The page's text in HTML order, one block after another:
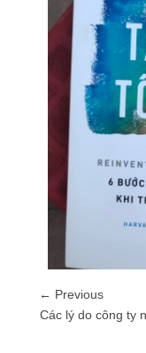
← Previous
Các lý do công ty